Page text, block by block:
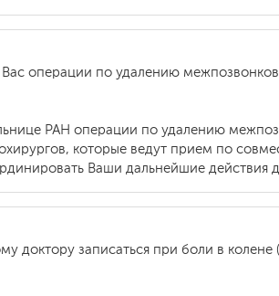
операции по удалению
РАН операции по удалению
которые ведут прием по
Ваши дальнейшие
доктору записаться при боли в